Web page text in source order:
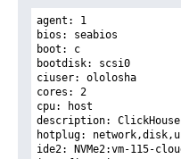
agent: 1
bios: seabios
boot: c
bootdisk: scsi0
ciuser: ololosha
cores: 2
cpu: host
description:
hotplug:
ide2: NVMe2:vm-115-